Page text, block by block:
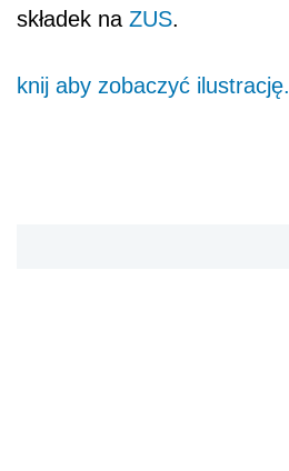
składek na ZUS.
knij aby zobaczyć ilustrację.